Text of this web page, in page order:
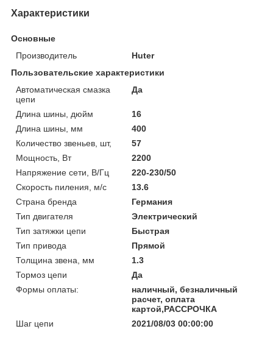
Характеристики
Основные
Производитель
Huter
Пользовательские характеристики
Автоматическая смазка
цепи
Да
Длина шины, дюйм
16
Длина шины, мм
400
Количество звеньев, шт,
57
Мощность, Вт
2200
Напряжение сети, В/Гц
220-230/50
Скорость пиления, м/с
13.6
Страна бренда
Германия
Тип двигателя
Электрический
Тип затяжки цепи
Быстрая
Тип привода
Прямой
Толщина звена, мм
1.3
Тормоз цепи
Да
Формы оплаты:
наличный, безналичный
расчет, оплата
картой,РАССРОЧКА
Шаг цепи
2021/08/03 00:00:00